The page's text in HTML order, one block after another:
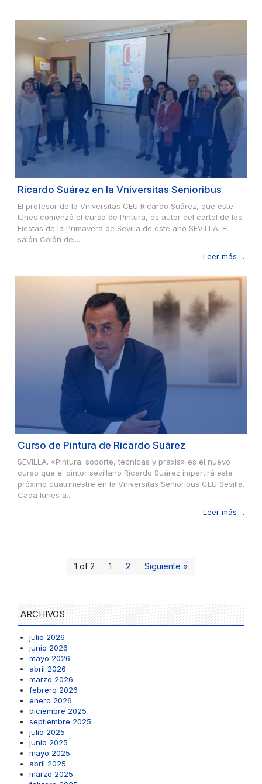
Ricardo Suárez en la Vniversitas Senioribus
El profesor de la Vniversitas CEU Ricardo Suárez, que este
lunes comenzó el curso de Pintura, es autor del cartel de las
Fiestas de la Primavera de Sevilla de este año SEVILLA. El
salón Colón del...
Leer más ...
Curso de Pintura de Ricardo Suárez
SEVILLA. «Pintura: soporte, técnicas y praxis» es el nuevo
curso que el pintor sevillano Ricardo Suárez impartirá este
próximo cuatrimestre en la Vniversitas Senioribus CEU Sevilla.
Cada lunes a...
Leer más ...
1 of 2 1 2 Siguiente »
ARCHIVOS
julio 2026
junio 2026
mayo 2026
abril 2026
marzo 2026
febrero 2026
enero 2026
diciembre 2025
septiembre 2025
julio 2025
junio 2025
mayo 2025
abril 2025
marzo 2025